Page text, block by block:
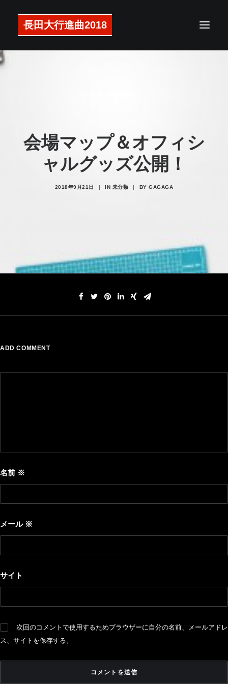
長田大行進曲2018
ラインナップ
タイムテーブル
会場マップ＆オフィシ
ャルグッズ公開！
2018年9月21日 | IN 未分類 | BYGAGAGA
ADD COMMENT
名前 ※
メール ※
サイト
次回のコメントで使用するためブラウザーに自分の名前、メールアドレ
ス、サイトを保存する。